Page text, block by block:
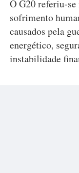
O G20 referiu-
sofrimento
causados pela
energético,
instabilidade